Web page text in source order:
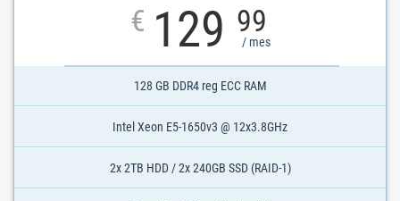
€ 129 99
/ mes
128 GB DDR4 reg ECC RAM
Intel Xeon E5-1650v3 @ 12x3.8GHz
2x 2TB HDD / 2x 240GB SSD (RAID-1)